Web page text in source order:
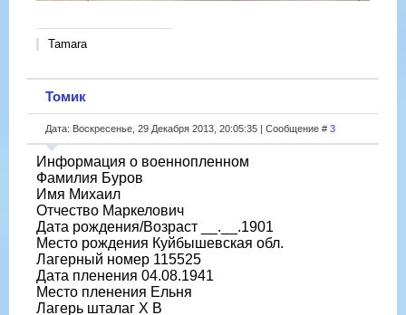
Tamara
Томик
Дата: Воскресенье, 29 Декабря 2013, 20:05:35 | Сообщение # 3
Информация о военнопленном
Фамилия Буров
Имя Михаил
Отчество Маркелович
Дата рождения/Возраст __.__.1901
Место рождения Куйбышевская обл.
Лагерный номер 115525
Дата пленения 04.08.1941
Место пленения Ельня
Лагерь шталаг X B